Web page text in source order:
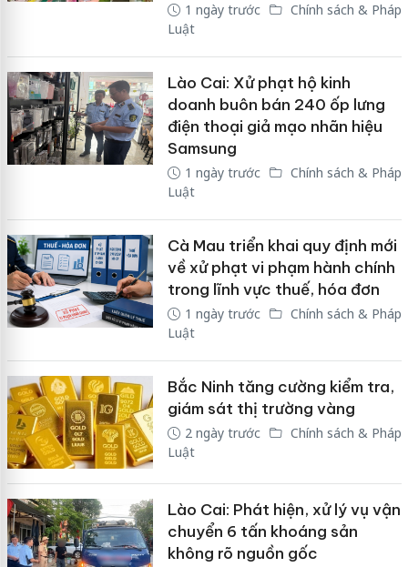
1 ngày trước
Chính sách & Pháp
Luật
Lào Cai: Xử phạt hộ kinh
doanh buôn bán 240 ốp lưng
điện thoại giả mạo nhãn hiệu
Samsung
1 ngày trước
Chính sách & Pháp
Luật
Cà Mau triển khai quy định mới
về xử phạt vi phạm hành chính
trong lĩnh vực thuế, hóa đơn
1 ngày trước
Chính sách & Pháp
Luật
Bắc Ninh tăng cường kiểm tra,
giám sát thị trường vàng
2 ngày trước
Chính sách & Pháp
Luật
Lào Cai: Phát hiện, xử lý vụ vận
chuyển 6 tấn khoáng sản
không rõ nguồn gốc